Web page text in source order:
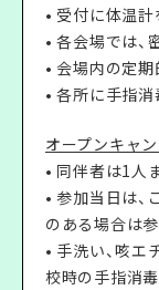
• 受付に体温計
• 各会場では
• 会場内の定期
• 各所に手指
オープンキャ
• 同伴者は1人
• 参加当日は、
のある場合は
• 手洗い、咳エ
校時の手指消